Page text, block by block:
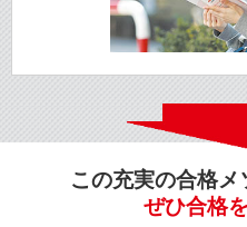
この充実の合格
ぜひ合格